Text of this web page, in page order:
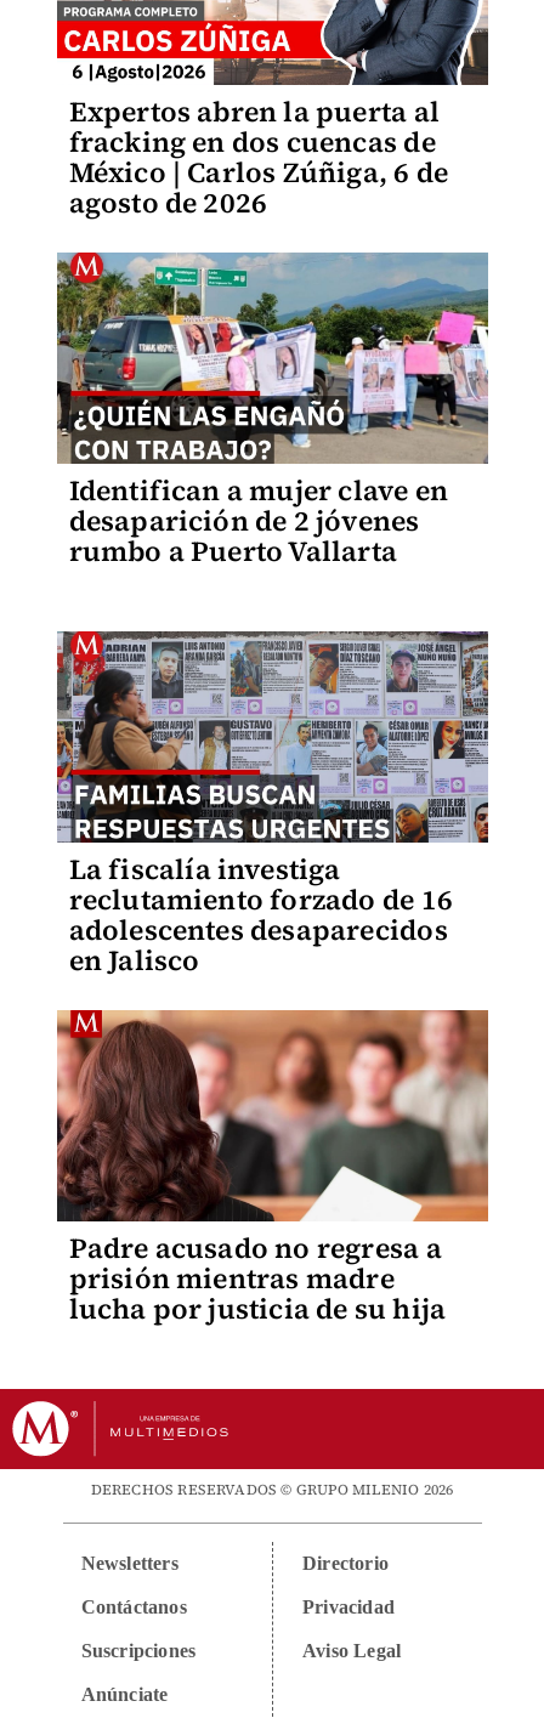
Expertos abren la puerta al
fracking en dos cuencas de
México | Carlos Zúñiga, 6 de
agosto de 2026
Identifican a mujer clave en
desaparición de 2 jóvenes
rumbo a Puerto Vallarta
La fiscalía investiga
reclutamiento forzado de 16
adolescentes desaparecidos
en Jalisco
Padre acusado no regresa a
prisión mientras madre
lucha por justicia de su hija
DERECHOS RESERVADOS © GRUPO MILENIO 2026
Newsletters
Contáctanos
Suscripciones
Anúnciate
Directorio
Privacidad
Aviso Legal